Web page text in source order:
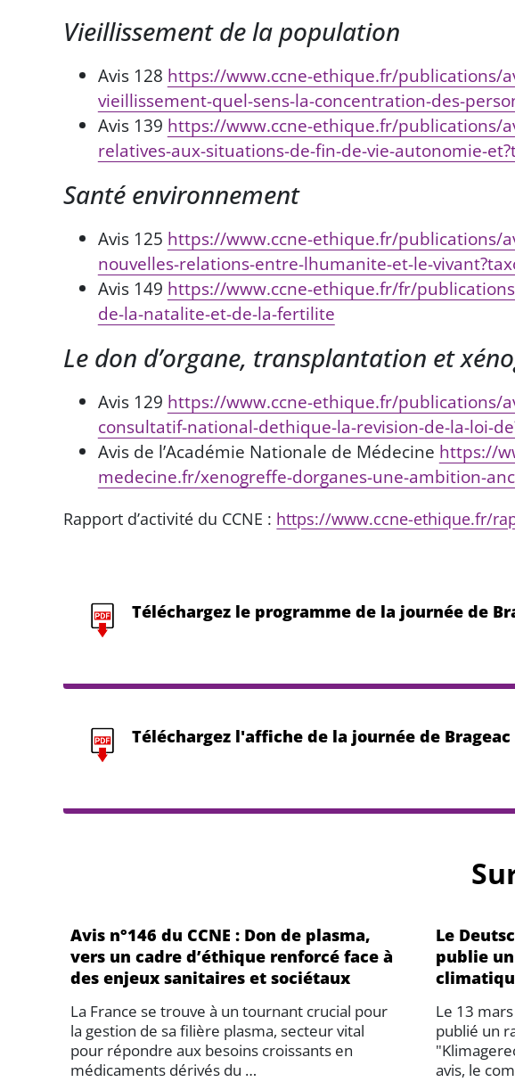
Vieillissement de la population
Avis 128 https://www.ccne-ethique.fr/publications/
vieillissement-quel-sens-la-concentration-des-
Avis 139 https://www.ccne-ethique.fr/publications/
relatives-aux-situations-de-fin-de-vie-autonomie-
Santé environnement
Avis 125 https://www.ccne-ethique.fr/publications/
nouvelles-relations-entre-lhumanite-et-le-
Avis 149 https://www.ccne-ethique.fr/fr/
de-la-natalite-et-de-la-fertilite
Le don d’organe, transplantation et
Avis 129 https://www.ccne-ethique.fr/publications/
consultatif-national-dethique-la-revision-de-la-loi-
Avis de l’Académie Nationale de Médecine https://
medecine.fr/xenogreffe-dorganes-une-ambition-
Rapport d’activité du CCNE : https://www.ccne-ethique.fr/
Téléchargez le programme de la journée de
Téléchargez l'affiche de la journée de Brageac
Avis n°146 du CCNE : Don de plasma,
vers un cadre d’éthique renforcé face à
des enjeux sanitaires et sociétaux
La France se trouve à un tournant crucial pour
la gestion de sa filière plasma, secteur vital
pour répondre aux besoins croissants en
médicaments dérivés du …
Le
publie
Le 13
publié un
avis, le